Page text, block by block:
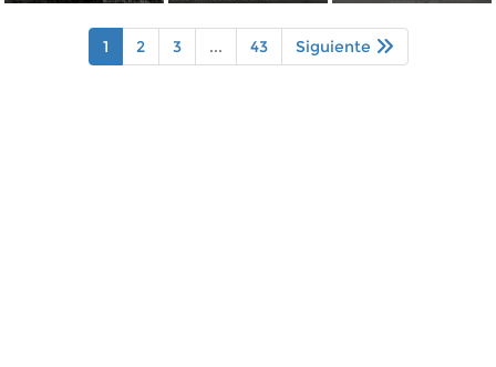
1 2 3 ... 43 Siguiente